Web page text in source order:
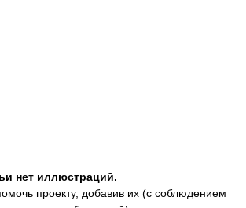
нет иллюстраций.
проекту, добавив их (с соблюдением